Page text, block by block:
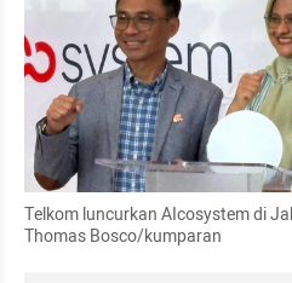
Telkom luncurkan AIcosystem di
Thomas Bosco/kumparan